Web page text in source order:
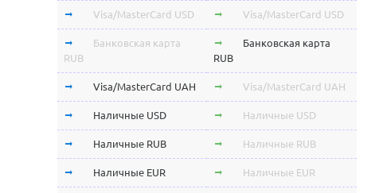
Visa/MasterCard USD Visa/MasterCard USD
Банковская карта
RUB
Банковская карта
RUB
Visa/MasterCard UAH Visa/MasterCard UAH
Наличные USD Наличные USD
Наличные RUB Наличные RUB
Наличные EUR Наличные EUR